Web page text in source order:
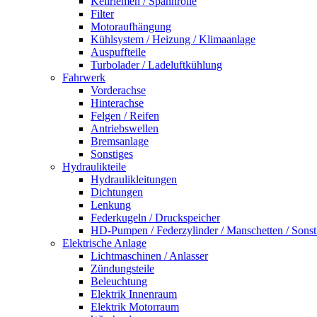
Filter
Motoraufhängung
Kühlsystem / Heizung / Klimaanlage
Auspuffteile
Turbolader / Ladeluftkühlung
Fahrwerk
Vorderachse
Hinterachse
Felgen / Reifen
Antriebswellen
Bremsanlage
Sonstiges
Hydraulikteile
Hydraulikleitungen
Dichtungen
Lenkung
Federkugeln / Druckspeicher
HD-Pumpen / Federzylinder / Manschetten /
Elektrische Anlage
Lichtmaschinen / Anlasser
Zündungsteile
Beleuchtung
Elektrik Innenraum
Elektrik Motorraum